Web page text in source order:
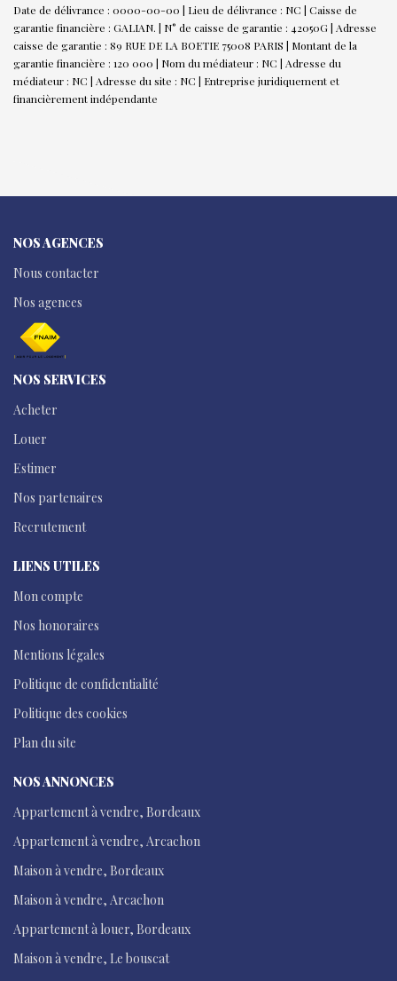
Date de délivrance : 0000-00-00 | Lieu de délivrance : NC | Caisse de
garantie financière : GALIAN. | N° de caisse de garantie : 42050G | Adresse
caisse de garantie : 89 RUE DE LA BOETIE 75008 PARIS | Montant de la
garantie financière : 120 000 | Nom du médiateur : NC | Adresse du
médiateur : NC | Adresse du site : NC | Entreprise juridiquement et
financièrement indépendante
NOS AGENCES
Nous contacter
Nos agences
NOS SERVICES
Acheter
Louer
Estimer
Nos partenaires
Recrutement
LIENS UTILES
Mon compte
Nos honoraires
Mentions légales
Politique de confidentialité
Politique des cookies
Plan du site
NOS ANNONCES
Appartement à vendre, Bordeaux
Appartement à vendre, Arcachon
Maison à vendre, Bordeaux
Maison à vendre, Arcachon
Appartement à louer, Bordeaux
Maison à vendre, Le bouscat